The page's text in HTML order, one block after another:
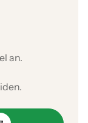
an.